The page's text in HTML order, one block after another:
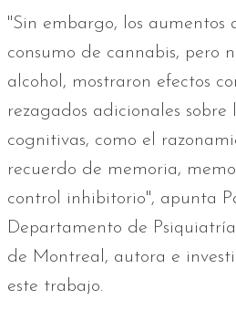
"Sin embargo, los aumentos
consumo de cannabis, pero
alcohol, mostraron efectos
rezagados adicionales sobre
cognitivas, como el
recuerdo de memoria,
control inhibitorio", apunta
Departamento de
de Montreal, autora e
este trabajo.